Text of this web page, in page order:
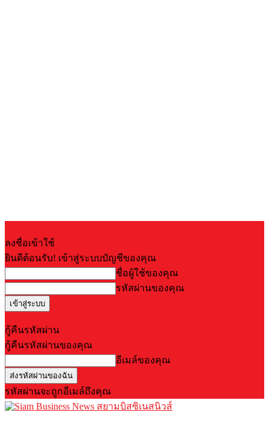
ลงชื่อเข้าใช้
ยินดีต้อนรับ! เข้าสู่ระบบบัญชีของคุณ
ชื่อผู้ใช้ของคุณ
รหัสผ่านของคุณ
กู้คืนรหัสผ่าน
กู้คืนรหัสผ่านของคุณ
อีเมล์ของคุณ
รหัสผ่านจะถูกอีเมล์ถึงคุณ
สยามบิสซิเนสนิวส์